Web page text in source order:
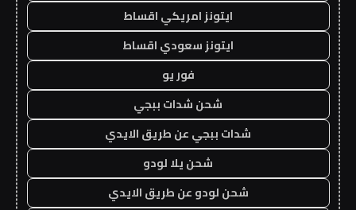
ايتونز امريكي اقساط
ايتونز سعودي اقساط
فور يو
شحن شدات ببجي
شدات ببجي عن طريق الايدي
شحن يلا لودو
شحن لودو عن طريق الايدي